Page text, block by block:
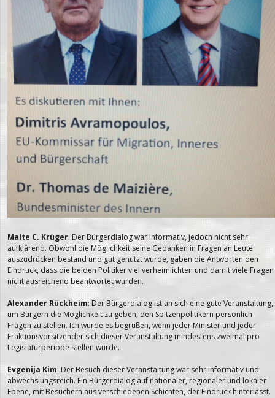
Malte C. Krüger: Der Bürgerdialog war informativ, jedoch nicht sehr
aufklärend. Obwohl die Möglichkeit seine Gedanken in Fragen an Leute
auszudrücken bestand und gut genutzt wurde, gaben die Antworten den
Eindruck, dass die beiden Politiker viel verheimlichten und damit viele Fragen
nicht ausreichend beantwortet wurden.
Alexander Rückheim: Der Bürgerdialog ist an sich eine gute Veranstaltung,
um Bürgern die Möglichkeit zu geben, den Spitzenpolitikern persönlich
Fragen zu stellen. Ich würde es begrüßen, wenn jeder Minister und jeder
Fraktionsvorsitzender sich dieser Veranstaltung mindestens zweimal pro
Legislaturperiode stellen würde.
Evgenija Kim: Der Besuch dieser Veranstaltung war sehr informativ und
abwechslungsreich. Ein Bürgerdialog auf nationaler, regionaler und lokaler
Ebene, mit Besuchern aus verschiedenen Schichten, der Eindruck hinterlässt.